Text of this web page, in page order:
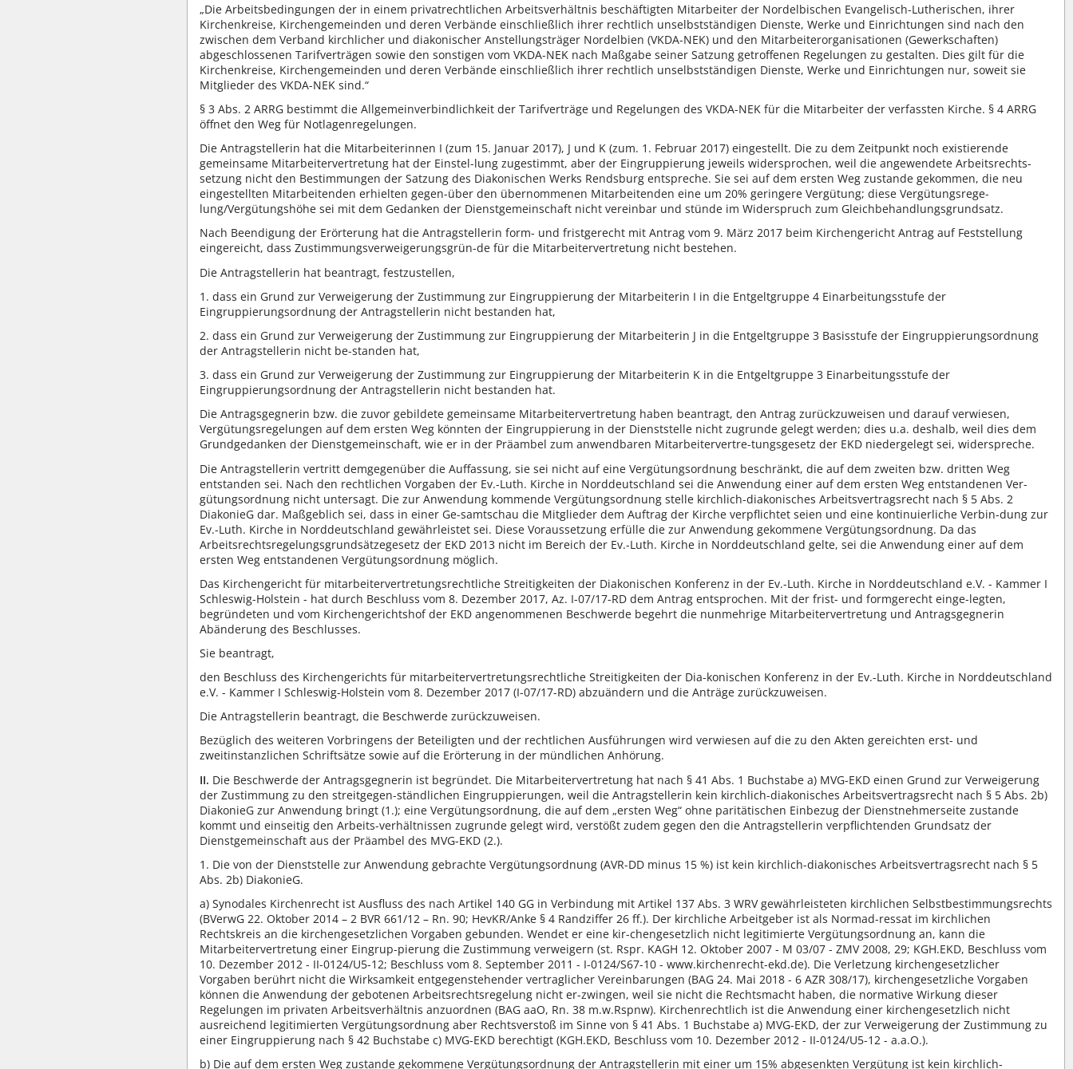
„Die Arbeitsbedingungen der in einem privatrechtlichen Arbeitsverhältnis beschäftigten Mitarbeiter der Nordelbischen Evangelisch-Lutherischen, ihrer
Kirchenkreise, Kirchengemeinden und deren Verbände einschließlich ihrer rechtlich unselbstständigen Dienste, Werke und Einrichtungen sind nach den
zwischen dem Verband kirchlicher und diakonischer Anstellungsträger Nordelbien (VKDA-NEK) und den Mitarbeiterorganisationen (Gewerkschaften)
abgeschlossenen Tarifverträgen sowie den sonstigen vom VKDA-NEK nach Maßgabe seiner Satzung getroffenen Regelungen zu gestalten. Dies gilt für die
Kirchenkreise, Kirchengemeinden und deren Verbände einschließlich ihrer rechtlich unselbstständigen Dienste, Werke und Einrichtungen nur, soweit sie
Mitglieder des VKDA-NEK sind.“
§ 3 Abs. 2 ARRG bestimmt die Allgemeinverbindlichkeit der Tarifverträge und Regelungen des VKDA-NEK für die Mitarbeiter der verfassten Kirche. § 4 ARRG
öffnet den Weg für Notlagenregelungen.
Die Antragstellerin hat die Mitarbeiterinnen I (zum 15. Januar 2017), J und K (zum. 1. Februar 2017) eingestellt. Die zu dem Zeitpunkt noch existierende
gemeinsame Mitarbeitervertretung hat der Einstel-lung zugestimmt, aber der Eingruppierung jeweils widersprochen, weil die angewendete Arbeitsrechts-
setzung nicht den Bestimmungen der Satzung des Diakonischen Werks Rendsburg entspreche. Sie sei auf dem ersten Weg zustande gekommen, die neu
eingestellten Mitarbeitenden erhielten gegen-über den übernommenen Mitarbeitenden eine um 20% geringere Vergütung; diese Vergütungsrege-
lung/Vergütungshöhe sei mit dem Gedanken der Dienstgemeinschaft nicht vereinbar und stünde im Widerspruch zum Gleichbehandlungsgrundsatz.
Nach Beendigung der Erörterung hat die Antragstellerin form- und fristgerecht mit Antrag vom 9. März 2017 beim Kirchengericht Antrag auf Feststellung
eingereicht, dass Zustimmungsverweigerungsgrün-de für die Mitarbeitervertretung nicht bestehen.
Die Antragstellerin hat beantragt, festzustellen,
1. dass ein Grund zur Verweigerung der Zustimmung zur Eingruppierung der Mitarbeiterin I in die Entgeltgruppe 4 Einarbeitungsstufe der
Eingruppierungsordnung der Antragstellerin nicht bestanden hat,
2. dass ein Grund zur Verweigerung der Zustimmung zur Eingruppierung der Mitarbeiterin J in die Entgeltgruppe 3 Basisstufe der Eingruppierungsordnung
der Antragstellerin nicht be-standen hat,
3. dass ein Grund zur Verweigerung der Zustimmung zur Eingruppierung der Mitarbeiterin K in die Entgeltgruppe 3 Einarbeitungsstufe der
Eingruppierungsordnung der Antragstellerin nicht bestanden hat.
Die Antragsgegnerin bzw. die zuvor gebildete gemeinsame Mitarbeitervertretung haben beantragt, den Antrag zurückzuweisen und darauf verwiesen,
Vergütungsregelungen auf dem ersten Weg könnten der Eingruppierung in der Dienststelle nicht zugrunde gelegt werden; dies u.a. deshalb, weil dies dem
Grundgedanken der Dienstgemeinschaft, wie er in der Präambel zum anwendbaren Mitarbeitervertre-tungsgesetz der EKD niedergelegt sei, widerspreche.
Die Antragstellerin vertritt demgegenüber die Auffassung, sie sei nicht auf eine Vergütungsordnung beschränkt, die auf dem zweiten bzw. dritten Weg
entstanden sei. Nach den rechtlichen Vorgaben der Ev.-Luth. Kirche in Norddeutschland sei die Anwendung einer auf dem ersten Weg entstandenen Ver-
gütungsordnung nicht untersagt. Die zur Anwendung kommende Vergütungsordnung stelle kirchlich-diakonisches Arbeitsvertragsrecht nach § 5 Abs. 2
DiakonieG dar. Maßgeblich sei, dass in einer Ge-samtschau die Mitglieder dem Auftrag der Kirche verpflichtet seien und eine kontinuierliche Verbin-dung zur
Ev.-Luth. Kirche in Norddeutschland gewährleistet sei. Diese Voraussetzung erfülle die zur Anwendung gekommene Vergütungsordnung. Da das
Arbeitsrechtsregelungsgrundsätzegesetz der EKD 2013 nicht im Bereich der Ev.-Luth. Kirche in Norddeutschland gelte, sei die Anwendung einer auf dem
ersten Weg entstandenen Vergütungsordnung möglich.
Das Kirchengericht für mitarbeitervertretungsrechtliche Streitigkeiten der Diakonischen Konferenz in der Ev.-Luth. Kirche in Norddeutschland e.V. - Kammer I
Schleswig-Holstein - hat durch Beschluss vom 8. Dezember 2017, Az. I-07/17-RD dem Antrag entsprochen. Mit der frist- und formgerecht einge-legten,
begründeten und vom Kirchengerichtshof der EKD angenommenen Beschwerde begehrt die nunmehrige Mitarbeitervertretung und Antragsgegnerin
Abänderung des Beschlusses.
Sie beantragt,
den Beschluss des Kirchengerichts für mitarbeitervertretungsrechtliche Streitigkeiten der Dia-konischen Konferenz in der Ev.-Luth. Kirche in Norddeutschland
e.V. - Kammer I Schleswig-Holstein vom 8. Dezember 2017 (I-07/17-RD) abzuändern und die Anträge zurückzuweisen.
Die Antragstellerin beantragt, die Beschwerde zurückzuweisen.
Bezüglich des weiteren Vorbringens der Beteiligten und der rechtlichen Ausführungen wird verwiesen auf die zu den Akten gereichten erst- und
zweitinstanzlichen Schriftsätze sowie auf die Erörterung in der mündlichen Anhörung.
II. Die Beschwerde der Antragsgegnerin ist begründet. Die Mitarbeitervertretung hat nach § 41 Abs. 1 Buchstabe a) MVG-EKD einen Grund zur Verweigerung
der Zustimmung zu den streitgegen-ständlichen Eingruppierungen, weil die Antragstellerin kein kirchlich-diakonisches Arbeitsvertragsrecht nach § 5 Abs. 2b)
DiakonieG zur Anwendung bringt (1.); eine Vergütungsordnung, die auf dem „ersten Weg“ ohne paritätischen Einbezug der Dienstnehmerseite zustande
kommt und einseitig den Arbeits-verhältnissen zugrunde gelegt wird, verstößt zudem gegen den die Antragstellerin verpflichtenden Grundsatz der
Dienstgemeinschaft aus der Präambel des MVG-EKD (2.).
1. Die von der Dienststelle zur Anwendung gebrachte Vergütungsordnung (AVR-DD minus 15 %) ist kein kirchlich-diakonisches Arbeitsvertragsrecht nach § 5
Abs. 2b) DiakonieG.
a) Synodales Kirchenrecht ist Ausfluss des nach Artikel 140 GG in Verbindung mit Artikel 137 Abs. 3 WRV gewährleisteten kirchlichen Selbstbestimmungsrechts
(BVerwG 22. Oktober 2014 – 2 BVR 661/12 – Rn. 90; HevKR/Anke § 4 Randziffer 26 ff.). Der kirchliche Arbeitgeber ist als Normad-ressat im kirchlichen
Rechtskreis an die kirchengesetzlichen Vorgaben gebunden. Wendet er eine kir-chengesetzlich nicht legitimierte Vergütungsordnung an, kann die
Mitarbeitervertretung einer Eingrup-pierung die Zustimmung verweigern (st. Rspr. KAGH 12. Oktober 2007 - M 03/07 - ZMV 2008, 29; KGH.EKD, Beschluss vom
10. Dezember 2012 - II-0124/U5-12; Beschluss vom 8. September 2011 - I-0124/S67-10 - www.kirchenrecht-ekd.de). Die Verletzung kirchengesetzlicher
Vorgaben berührt nicht die Wirksamkeit entgegenstehender vertraglicher Vereinbarungen (BAG 24. Mai 2018 - 6 AZR 308/17), kirchengesetzliche Vorgaben
können die Anwendung der gebotenen Arbeitsrechtsregelung nicht er-zwingen, weil sie nicht die Rechtsmacht haben, die normative Wirkung dieser
Regelungen im privaten Arbeitsverhältnis anzuordnen (BAG aaO, Rn. 38 m.w.Rspnw). Kirchenrechtlich ist die Anwendung einer kirchengesetzlich nicht
ausreichend legitimierten Vergütungsordnung aber Rechtsverstoß im Sinne von § 41 Abs. 1 Buchstabe a) MVG-EKD, der zur Verweigerung der Zustimmung zu
einer Eingruppierung nach § 42 Buchstabe c) MVG-EKD berechtigt (KGH.EKD, Beschluss vom 10. Dezember 2012 - II-0124/U5-12 - a.a.O.).
b) Die auf dem ersten Weg zustande gekommene Vergütungsordnung der Antragstellerin mit einer um 15% abgesenkten Vergütung ist kein kirchlich-